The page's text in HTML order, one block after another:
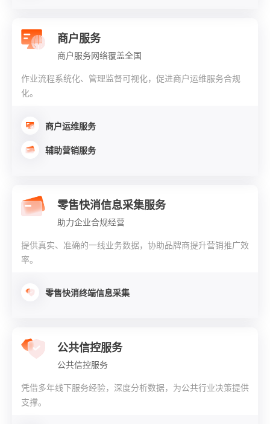
商户服务
商户服务网络覆盖全国
作业流程系统化、管理监督可视化，促进商户运维服务合规
化。
商户运维服务
辅助营销服务
零售快消信息采集服务
助力企业合规经营
提供真实、准确的一线业务数据，协助品牌商提升营销推广效
率。
零售快消终端信息采集
公共信控服务
公共信控服务
凭借多年线下服务经验，深度分析数据，为公共行业决策提供
支撑。